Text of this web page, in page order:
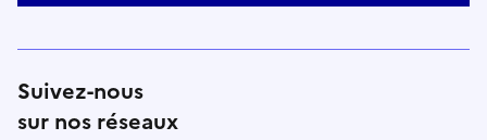
Suivez-nous
sur nos réseaux